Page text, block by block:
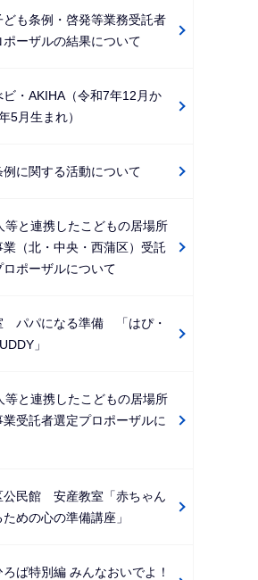
ども条例・啓発等業務受託者
ポーザルの結果について
ビ・AKIHA（令和7年12月か
5月生まれ）
例に関する活動について
等と連携したこどもの居場所
業（北・中央・西蒲区）受託
ロポーザルについて
パパになる準備 「はぴ・
」
等と連携したこどもの居場所
受託者選定プロポーザルに
公民館 安産教室「赤ちゃん
めの心の準備講座」
ば特別編 みんなおいでよ！